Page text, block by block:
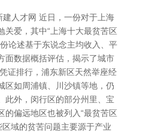
人才网 近日，一份对于上海
关爱，其中“上海十大最贫苦区
论述基于东说念主均收入、平
面数据概括评估，揭示了城市
证排行，浦东新区天然举座经
区如周浦镇、川沙镇等地，仍
此外，闵行区的部分州里、宝
的偏远地区也被列入“最贫苦区
域的贫苦问题主要源于产业